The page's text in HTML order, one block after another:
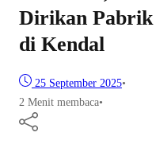
Dirikan Pabrik
di Kendal
25 September 2025•
2 Menit membaca•